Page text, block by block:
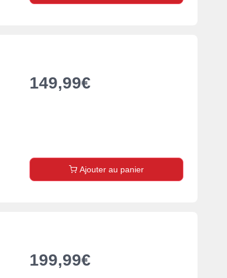
149,99€
Ajouter au panier
199,99€